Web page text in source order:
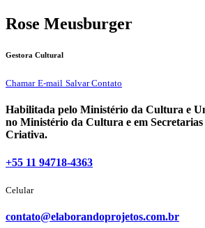
Rose Meusburger
Gestora Cultural
Chamar E-mail Salvar Contato
Habilitada pelo Ministério da Cultura e
no Ministério da Cultura e em
Criativa.
+55 11 94718-4363
Celular
contato@elaborandoprojetos.com.br